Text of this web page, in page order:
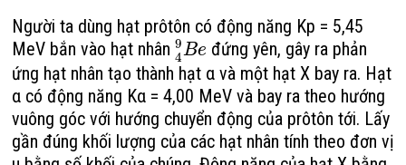
Người ta dùng hạt prôtôn có động năng Kp = 5,45
MeV bắn vào hạt nhân 9
4Be đứng yên, gây ra phản
ứng hạt nhân tạo thành hạt α và một hạt X bay ra. Hạt
α có động năng Kα = 4,00 MeV và bay ra theo hướng
vuông góc với hướng chuyển động của prôtôn tới. Lấy
gần đúng khối lượng của các hạt nhân tính theo đơn vị